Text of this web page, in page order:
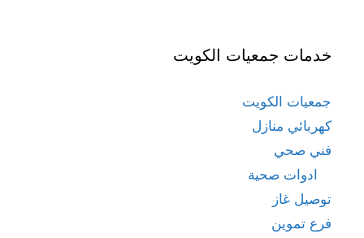
خدمات جمعيات الكويت
جمعيات الكويت
كهربائي منازل
فني صحي
ادوات صحية
توصيل غاز
فرع تموين